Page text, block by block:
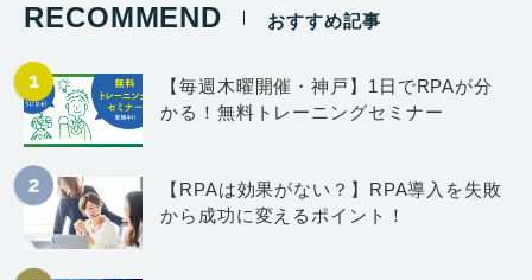
RECOMMEND おすすめ記事
【毎週木曜開催・神戸】1日でRPAが分
かる！無料トレーニングセミナー
【RPAは効果がない？】RPA導入を失敗
から成功に変えるポイント！